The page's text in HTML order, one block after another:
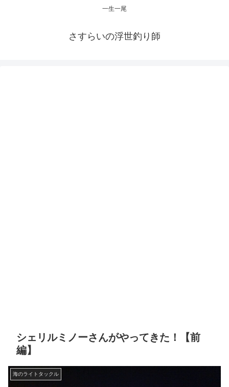
一生一尾
さすらいの浮世釣り師
シェリルミノーさんがやってきた！【前
編】
海のライトタックル